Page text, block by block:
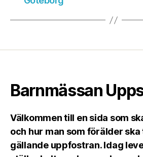
Barnmässan
Välkommen till en sida som
och hur man som förälder ska
gällande uppfostran. Idag